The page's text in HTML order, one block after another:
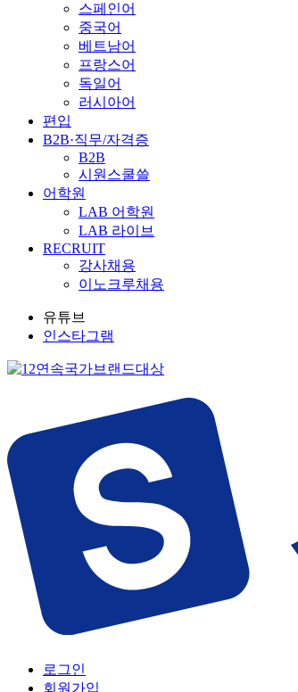
스페인어
중국어
베트남어
프랑스어
독일어
러시아어
편입
B2B·직무/자격증
B2B
시원스쿨쓸
어학원
LAB 어학원
LAB 라이브
RECRUIT
강사채용
이노크루채용
유튜브
인스타그램
로그인
회원가입